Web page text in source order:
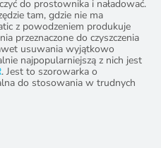
do prostownika i naładować.
tam, gdzie nie ma
z powodzeniem produkuje
przeznaczone do czyszczenia
usuwania wyjątkowo
najpopularniejszą z nich jest
. Jest to szorowarka o
do stosowania w trudnych